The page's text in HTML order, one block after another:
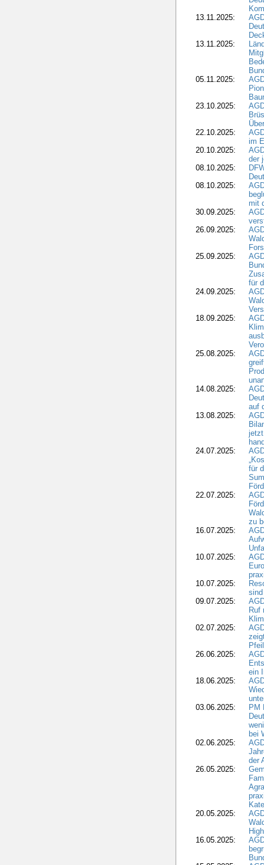
13.11.2025:
13.11.2025:
05.11.2025:
23.10.2025:
22.10.2025:
im
20.10.2025:
der
08.10.2025:
08.10.2025:
mit
30.09.2025:
26.09.2025:
25.09.2025:
für
24.09.2025:
18.09.2025:
25.08.2025:
14.08.2025:
auf
13.08.2025:
24.07.2025:
für
22.07.2025:
zu
16.07.2025:
10.07.2025:
10.07.2025:
09.07.2025:
Ruf
02.07.2025:
26.06.2025:
ein
18.06.2025:
03.06.2025:
PM
bei
02.06.2025:
der
26.05.2025:
20.05.2025:
16.05.2025: